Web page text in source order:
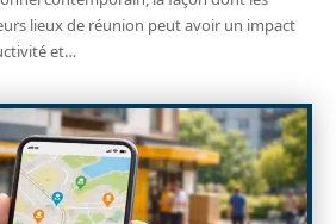
lieux de réunion peut avoir un impact
et…